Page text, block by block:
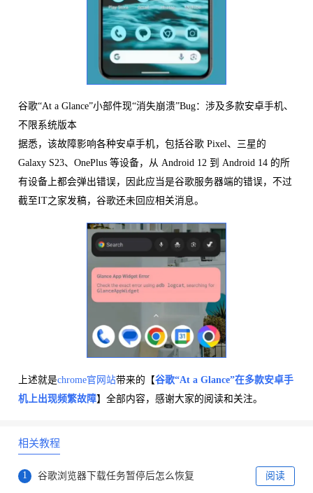
谷歌“At a Glance”小部件现“消失崩溃”Bug：涉及多款安卓手机、
不限系统版本
据悉，该故障影响各种安卓手机，包括谷歌 Pixel、三星的
Galaxy S23、OnePlus 等设备，从 Android 12 到 Android 14 的所
有设备上都会弹出错误，因此应当是谷歌服务器端的错误，不过
截至IT之家发稿，谷歌还未回应相关消息。
上述就是chrome官网站带来的【谷歌“At a Glance”在多款安卓手
机上出现频繁故障】全部内容，感谢大家的阅读和关注。
相关教程
1 谷歌浏览器下载任务暂停后怎么恢复 阅读